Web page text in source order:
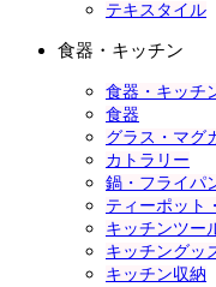
テキスタイル
食器・キッチン
食器・キッチ
食器
グラス・マグ
カトラリー
鍋・フライパ
ティーポット
キッチンツー
キッチングッ
キッチン収納